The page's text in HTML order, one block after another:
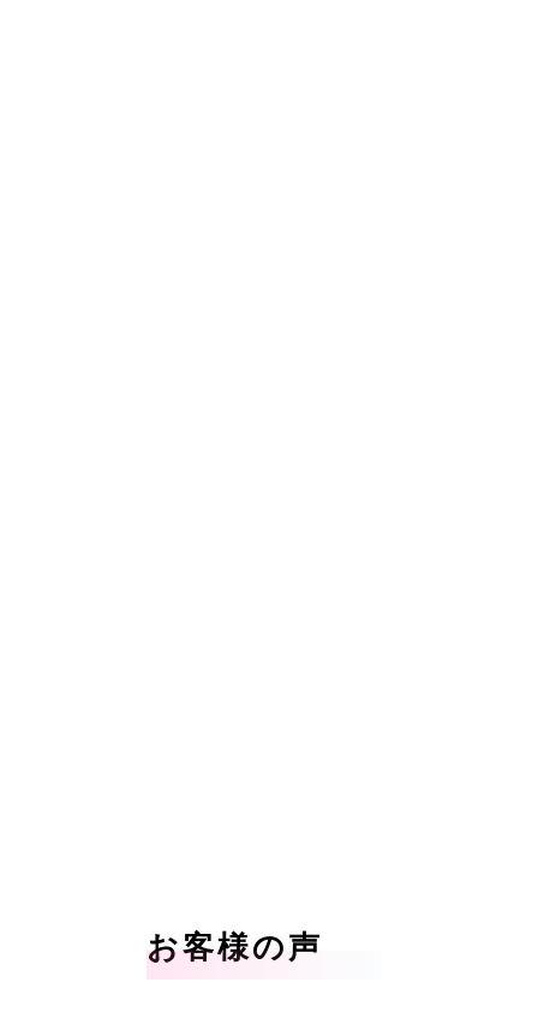
お客様の声